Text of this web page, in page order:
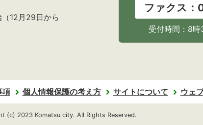
12月29日から
ファクス
受付時間：8
項 個人情報保護の考え方 サイトについて ウェ
(c) 2023 Komatsu city. All Rights Reserved.